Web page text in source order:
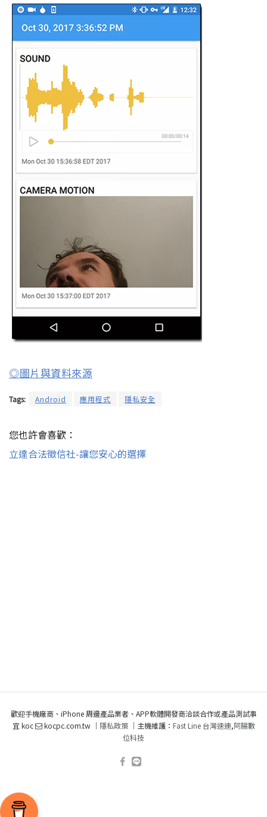
◎圖片與資料來源
Tags: Android 應用程式 隱私安全
您也許會喜歡：
立達合法徵信社-讓您安心的選擇
歡迎手機廠商、iPhone 周邊產品業者、APP軟體開發商洽談合作或產品測試事
宜 koc
kocpc.com.tw ｜ 隱私政策｜主機維護： Fast Line 台灣速連,阿腸數
位科技